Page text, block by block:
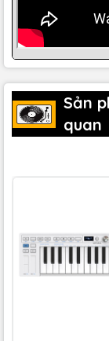
16 tấm nền RGB
8 nút và nút có
Chế độ Smart
Chế độ Smart
Arpeggiator
Sản
quan